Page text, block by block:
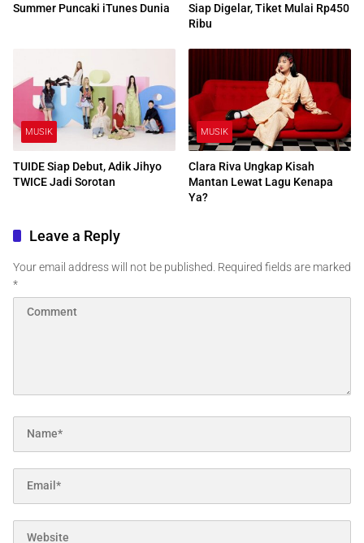
Summer Puncaki iTunes Dunia
Siap Digelar, Tiket Mulai Rp450
Ribu
MUSIK
TUIDE Siap Debut, Adik Jihyo
TWICE Jadi Sorotan
MUSIK
Clara Riva Ungkap Kisah
Mantan Lewat Lagu Kenapa
Ya?
Leave a Reply
Your email address will not be published. Required fields are marked
*